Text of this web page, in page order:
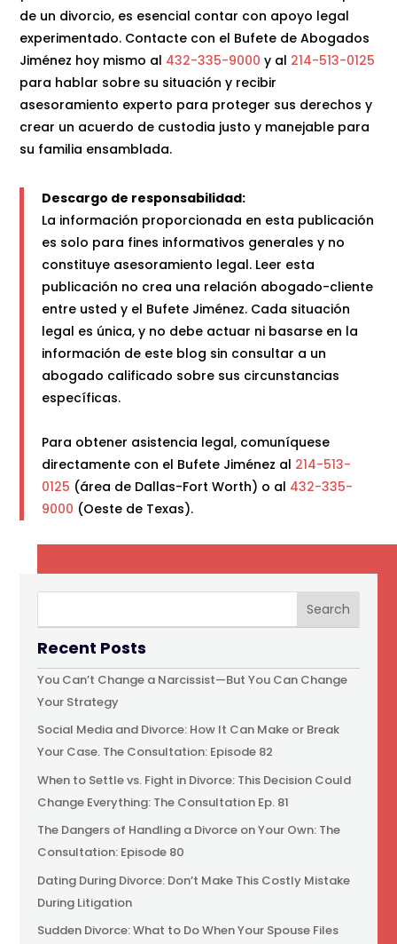
de un divorcio, es esencial contar con apoyo legal
experimentado. Contacte con el Bufete de Abogados
Jiménez hoy mismo al 432-335-9000 y al 214-513-0125
para hablar sobre su situación y recibir
asesoramiento experto para proteger sus derechos y
crear un acuerdo de custodia justo y manejable para
su familia ensamblada.
Descargo de responsabilidad:
La información proporcionada en esta publicación
es solo para fines informativos generales y no
constituye asesoramiento legal. Leer esta
publicación no crea una relación abogado-cliente
entre usted y el Bufete Jiménez. Cada situación
legal es única, y no debe actuar ni basarse en la
información de este blog sin consultar a un
abogado calificado sobre sus circunstancias
específicas.
Para obtener asistencia legal, comuníquese
directamente con el Bufete Jiménez al 214-513-
0125 (área de Dallas-Fort Worth) o al 432-335-
9000 (Oeste de Texas).
Recent Posts
You Can’t Change a Narcissist—But You Can Change
Your Strategy
Social Media and Divorce: How It Can Make or Break
Your Case. The Consultation: Episode 82
When to Settle vs. Fight in Divorce: This Decision Could
Change Everything: The Consultation Ep. 81
The Dangers of Handling a Divorce on Your Own: The
Consultation: Episode 80
Dating During Divorce: Don’t Make This Costly Mistake
During Litigation
Sudden Divorce: What to Do When Your Spouse Files